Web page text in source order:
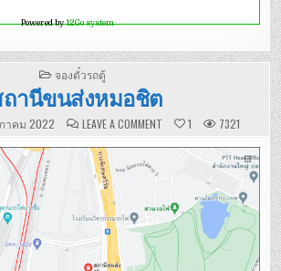
Powered by12Go system
POSTED
IN
จองตั๋วรถตู้
านีขนส่งหมอชิต
าคม 2022 LEAVE A COMMENTON
สถานี
ขนส่ง
หมอชิต
1 7321